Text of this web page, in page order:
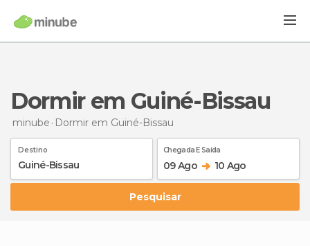
Dormir em Guiné-Bissau
minube Dormir em Guiné-Bissau
Destino Chegada E Saída
09 Ago 10 Ago
Pesquisar